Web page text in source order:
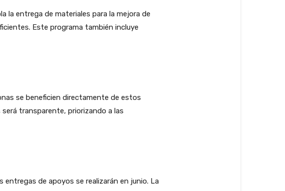
la entrega de materiales para la mejora de
Este programa también incluye
se beneficien directamente de estos
transparente, priorizando a las
de apoyos se realizarán en junio. La